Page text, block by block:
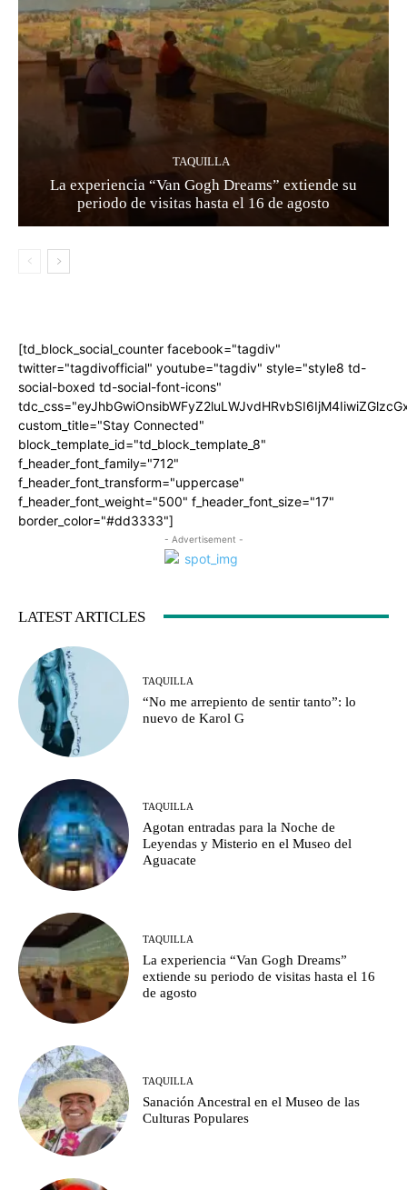
TAQUILLA
La experiencia “Van Gogh Dreams” extiende su
periodo de visitas hasta el 16 de agosto
[td_block_social_counter facebook="tagdiv"
twitter="tagdivofficial" youtube="tagdiv" style="style8 td-
social-boxed td-social-font-icons"
custom_title="Stay Connected"
block_template_id="td_block_template_8"
f_header_font_family="712"
f_header_font_transform="uppercase"
f_header_font_weight="500" f_header_font_size="17"
border_color="#dd3333"]
- Advertisement -
LATEST ARTICLES
TAQUILLA
“No me arrepiento de sentir tanto”: lo
nuevo de Karol G
TAQUILLA
Agotan entradas para la Noche de
Leyendas y Misterio en el Museo del
Aguacate
TAQUILLA
La experiencia “Van Gogh Dreams”
extiende su periodo de visitas hasta el 16
de agosto
TAQUILLA
Sanación Ancestral en el Museo de las
Culturas Populares